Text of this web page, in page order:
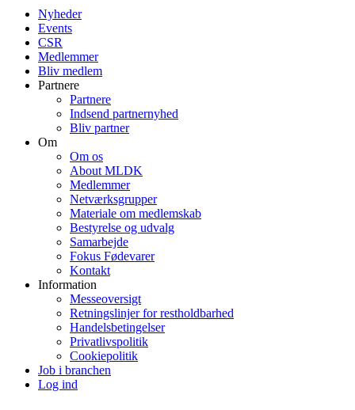
Nyheder
Events
CSR
Medlemmer
Bliv medlem
Partnere
Partnere
Indsend partnernyhed
Bliv partner
Om
Om os
About MLDK
Medlemmer
Netværksgrupper
Materiale om medlemskab
Bestyrelse og udvalg
Samarbejde
Fokus Fødevarer
Kontakt
Information
Messeoversigt
Retningslinjer for restholdbarhed
Handelsbetingelser
Privatlivspolitik
Cookiepolitik
Job i branchen
Log ind